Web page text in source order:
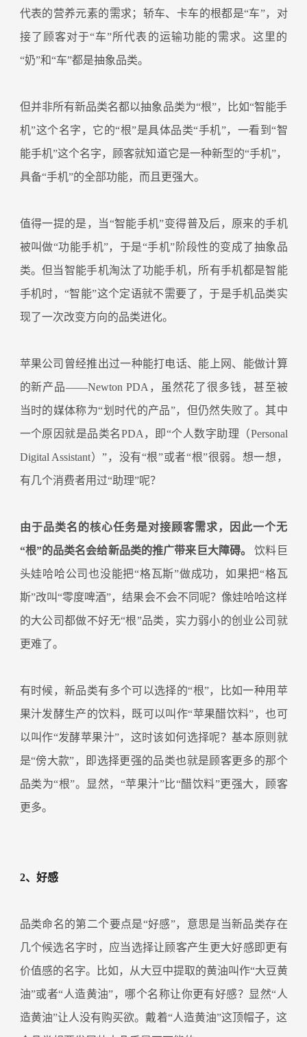
代表的营养元素的需求；轿车、卡车的根都是“车”，对
接了顾客对于“车”所代表的运输功能的需求。这里的
“奶”和“车”都是抽象品类。
但并非所有新品类名都以抽象品类为“根”，比如“智能手
机”这个名字，它的“根”是具体品类“手机”，一看到“智
能手机”这个名字，顾客就知道它是一种新型的“手机”，
具备“手机”的全部功能，而且更强大。
值得一提的是，当“智能手机”变得普及后，原来的手机
被叫做“功能手机”，于是“手机”阶段性的变成了抽象品
类。但当智能手机淘汰了功能手机，所有手机都是智能
手机时，“智能”这个定语就不需要了，于是手机品类实
现了一次改变方向的品类进化。
苹果公司曾经推出过一种能打电话、能上网、能做计算
的新产品——Newton PDA，虽然花了很多钱，甚至被
当时的媒体称为“划时代的产品”，但仍然失败了。其中
一个原因就是品类名PDA，即“个人数字助理（Personal
Digital Assistant）”，没有“根”或者“根”很弱。想一想，
有几个消费者用过“助理”呢？
由于品类名的核心任务是对接顾客需求，因此一个无
“根”的品类名会给新品类的推广带来巨大障碍。饮料巨
头娃哈哈公司也没能把“格瓦斯”做成功，如果把“格瓦
斯”改叫“零度啤酒”，结果会不会不同呢？像娃哈哈这样
的大公司都做不好无“根”品类，实力弱小的创业公司就
更难了。
有时候，新品类有多个可以选择的“根”，比如一种用苹
果汁发酵生产的饮料，既可以叫作“苹果醋饮料”，也可
以叫作“发酵苹果汁”，这时该如何选择呢？基本原则就
是“傍大款”，即选择更强的品类也就是顾客更多的那个
品类为“根”。显然，“苹果汁”比“醋饮料”更强大，顾客
更多。
2、好感
品类命名的第二个要点是“好感”，意思是当新品类存在
几个候选名字时，应当选择让顾客产生更大好感即更有
价值感的名字。比如，从大豆中提取的黄油叫作“大豆黄
油”或者“人造黄油”，哪个名称让你更有好感？显然“人
造黄油”让人没有购买欲。戴着“人造黄油”这顶帽子，这